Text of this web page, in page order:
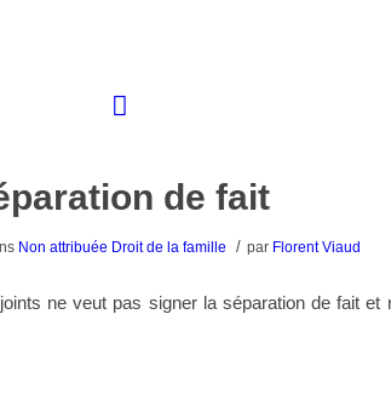
de fait
Non attribuée Droit de la famille / par Florent Viaud
ne veut pas signer la séparation de fait et